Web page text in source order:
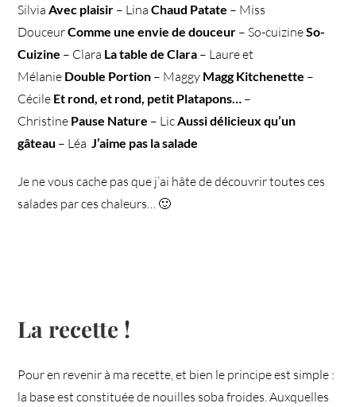
SilviaAvec plaisir – LinaChaud Patate – Miss
DouceurComme une envie de douceur – So-cuizineSo-
Cuizine – Clara La table de Clara – Laure et
Mélanie Double Portion – Maggy Magg Kitchenette –
Cécile Et rond, et rond, petit Platapons… –
Christine Pause Nature – LicAussi délicieux qu’un
gâteau – LéaJ’aime pas la salade
Je ne vous cache pas que j’ai hâte de découvrir toutes ces
salades par ces chaleurs… 🙂
La recette !
Pour en revenir à ma recette, et bien le principe est simple :
la base est constituée de nouilles soba froides. Auxquelles